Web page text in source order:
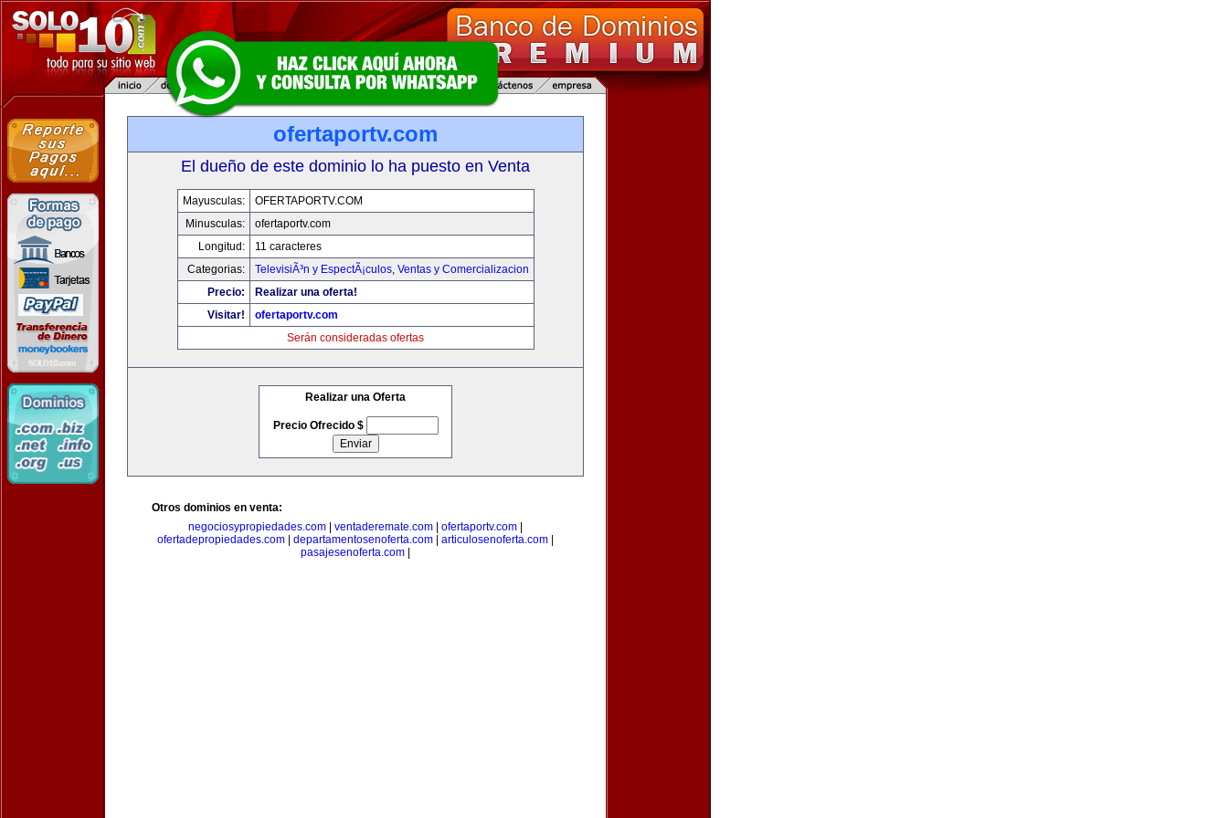
ofertaportv.com
El dueño de este dominio lo ha puesto en Venta
Mayusculas:
OFERTAPORTV.COM
Minusculas:
ofertaportv.com
Longitud:
11 caracteres
Categorias:
TelevisiÃ³n y EspectÃ¡culos, Ventas y Comercializacion
Precio:
Realizar una oferta!
Visitar!
ofertaportv.com
Serán consideradas ofertas
Realizar una Oferta
Precio Ofrecido $
Otros dominios en venta:
negociosypropiedades.com
ventaderemate.com ofertaportv.com
ofertadepropiedades.com
departamentosenoferta.com articulosenoferta.com
pasajesenoferta.com